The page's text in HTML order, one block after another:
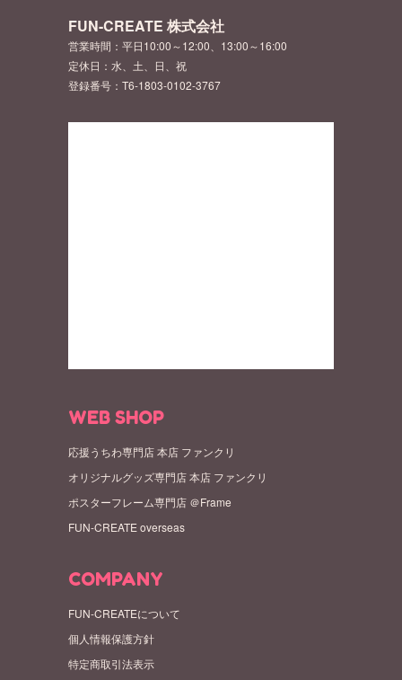
FUN-CREATE 株式会社
営業時間：平日10:00～12:00、13:00～16:00
定休日：水、土、日、祝
登録番号：T6-1803-0102-3767
WEB SHOP
応援うちわ専門店 本店 ファンクリ
オリジナルグッズ専門店 本店 ファンクリ
ポスターフレーム専門店 ＠Frame
FUN-CREATE overseas
COMPANY
FUN-CREATEについて
個人情報保護方針
特定商取引法表示